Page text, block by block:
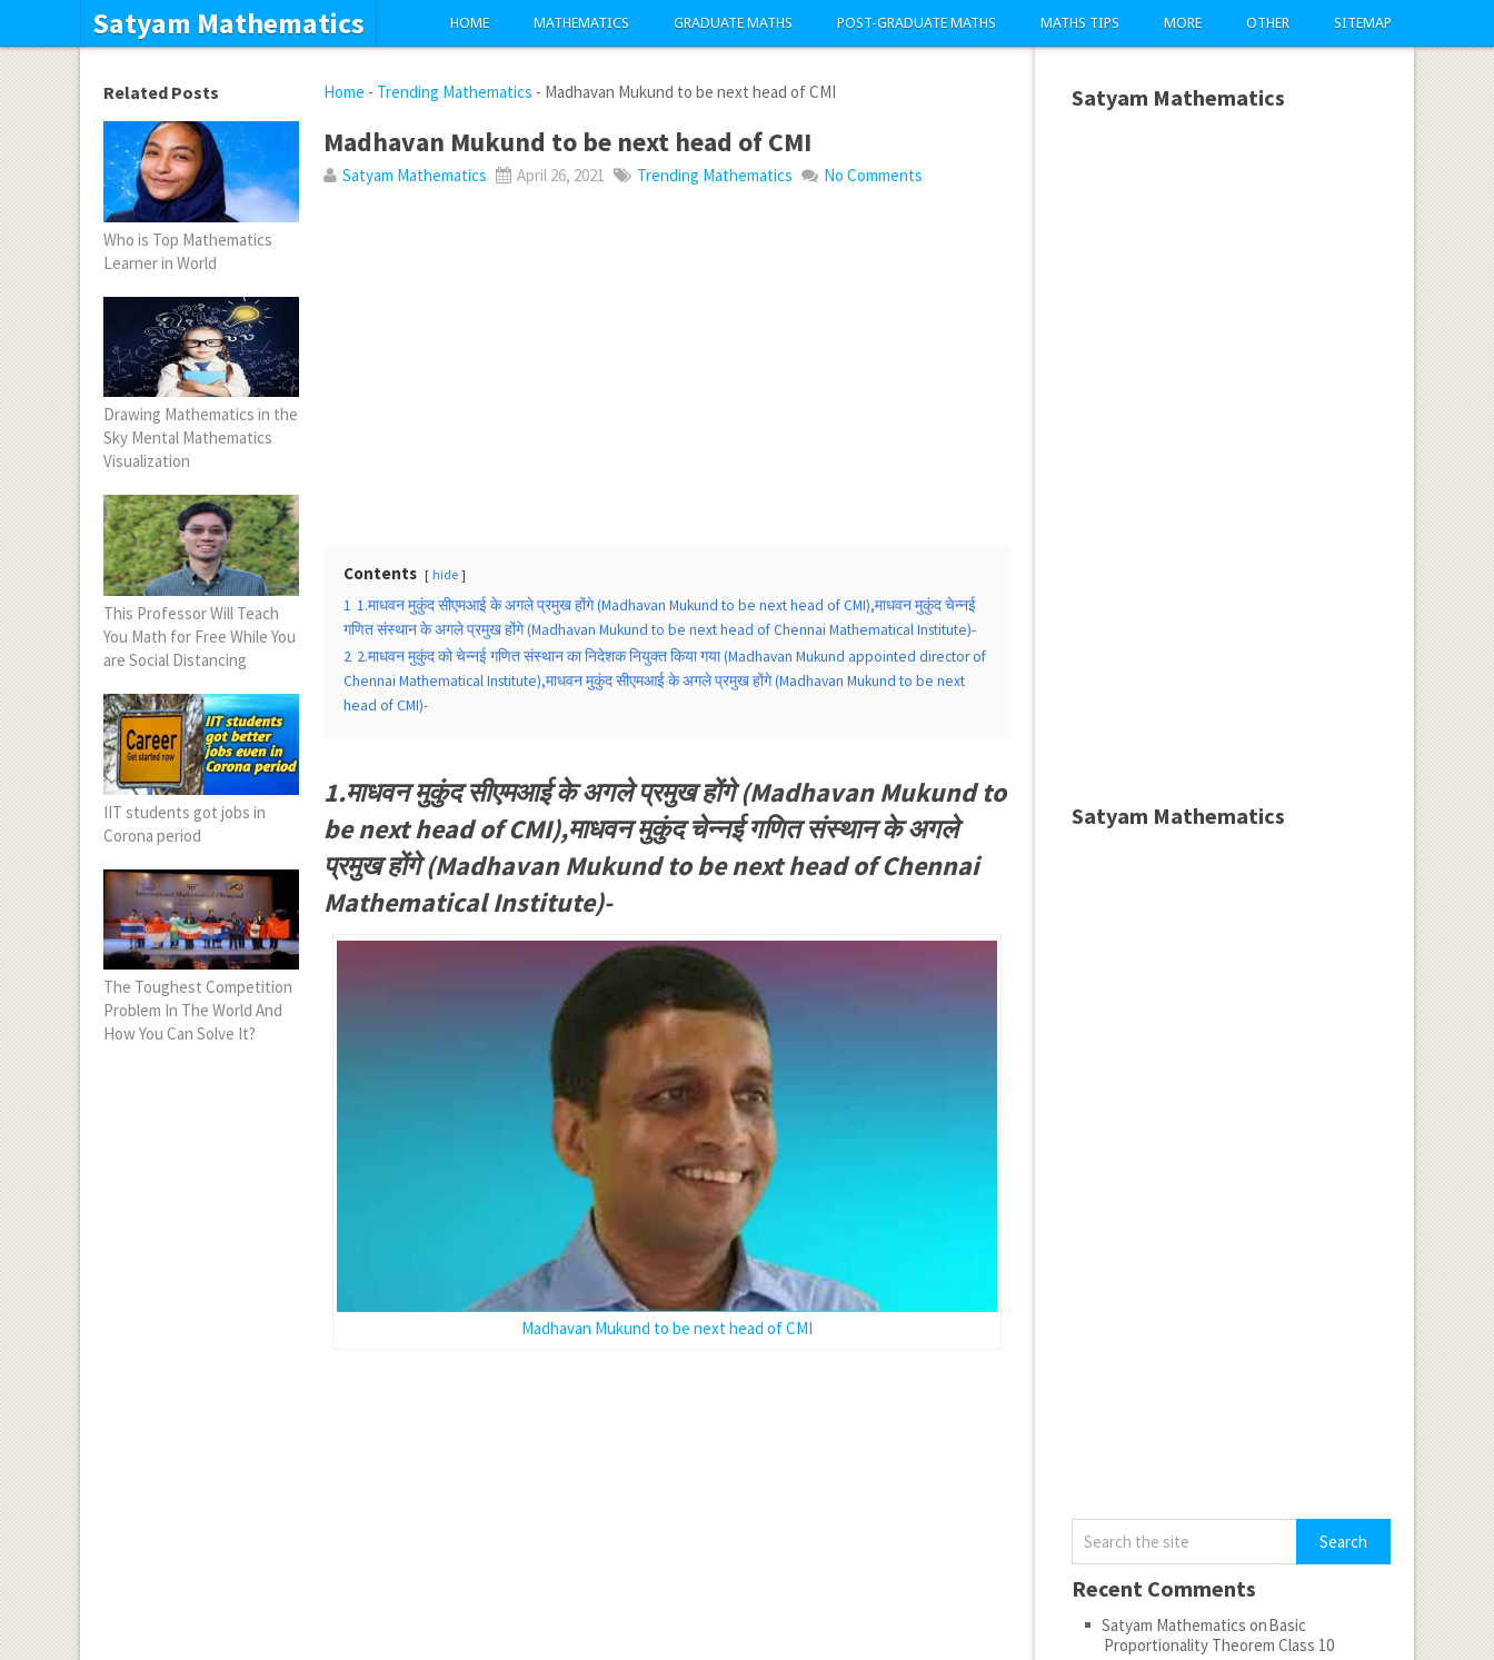
Satyam Mathematics HOME MATHEMATICS GRADUATE MATHS POST-GRADUATE MATHS MATHS TIPS MORE OTHER SITEMAP
Home - Trending Mathematics - Madhavan Mukund to be next head of CMI
Madhavan Mukund to be next head of CMI
Satyam Mathematics April 26, 2021 Trending Mathematics No Comments
Contents hide
1 1.माधवन मुकुंद सीएमआई के अगले प्रमुख होंगे (Madhavan Mukund to be next head of CMI),माधवन मुकुंद चेन्नई
गणित संस्थान के अगले प्रमुख होंगे (Madhavan Mukund to be next head of Chennai Mathematical Institute)-
2 2.माधवन मुकुंद को चेन्नई गणित संस्थान का निदेशक नियुक्त किया गया (Madhavan Mukund appointed director of
Chennai Mathematical Institute),माधवन मुकुंद सीएमआई के अगले प्रमुख होंगे (Madhavan Mukund to be next
head of CMI)-
1.माधवन मुकुंद सीएमआई के अगले प्रमुख होंगे (Madhavan Mukund to
be next head of CMI),माधवन मुकुंद चेन्नई गणित संस्थान के अगले
प्रमुख होंगे (Madhavan Mukund to be next head of Chennai
Mathematical Institute)-
Madhavan Mukund to be next head of CMI
Related Posts
Who is Top Mathematics
Learner in World
Drawing Mathematics in the
Sky Mental Mathematics
Visualization
This Professor Will Teach
You Math for Free While You
are Social Distancing
IIT students got jobs in
Corona period
The Toughest Competition
Problem In The World And
How You Can Solve It?
Satyam Mathematics
Satyam Mathematics
Recent Comments
Satyam Mathematics onBasic
Proportionality Theorem Class 10